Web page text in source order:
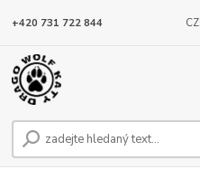
+420 731 722 844